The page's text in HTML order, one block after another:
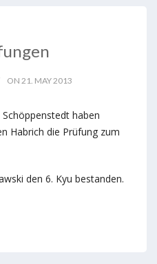
ON 21. MAY 2013
haben
Habrich die Prüfung zum
den 6. Kyu bestanden.